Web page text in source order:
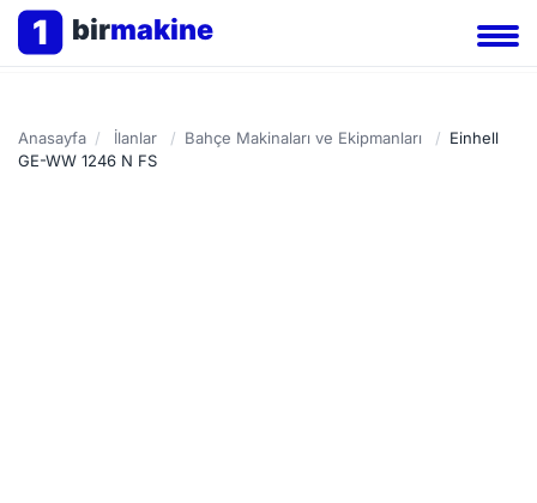
1 birmakine
Anasayfa / İlanlar / Bahçe Makinaları ve Ekipmanları / Einhell
GE-WW 1246 N FS